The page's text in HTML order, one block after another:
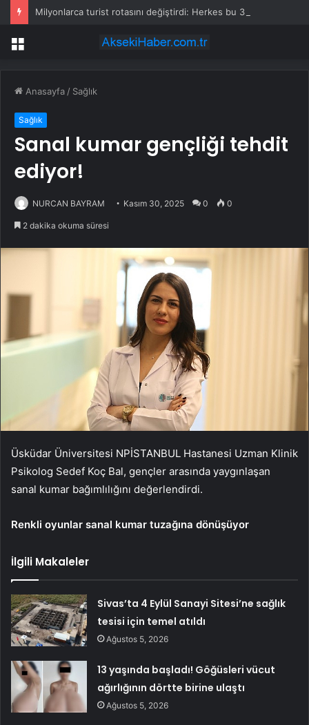
Menü
Anasayfa / Sağlık
Sağlık
Sanal kumar gençliği tehdit
ediyor!
NURCAN BAYRAM Kasım 30, 2025 0 0
2 dakika okuma süresi
Üsküdar Üniversitesi NPİSTANBUL Hastanesi Uzman Klinik
Psikolog Sedef Koç Bal, gençler arasında yaygınlaşan
sanal kumar bağımlılığını değerlendirdi.
Renkli oyunlar sanal kumar tuzağına dönüşüyor
İlgili Makaleler
Sivas’ta 4 Eylül Sanayi Sitesi’ne sağlık
tesisi için temel atıldı
Ağustos 5, 2026
13 yaşında başladı! Göğüsleri vücut
ağırlığının dörtte birine ulaştı
Ağustos 5, 2026